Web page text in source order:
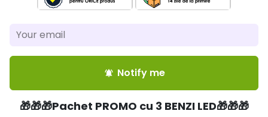
notifications_active Notify me
🎁🎁🎁Pachet PROMO cu 3 BENZI LED🎁🎁🎁